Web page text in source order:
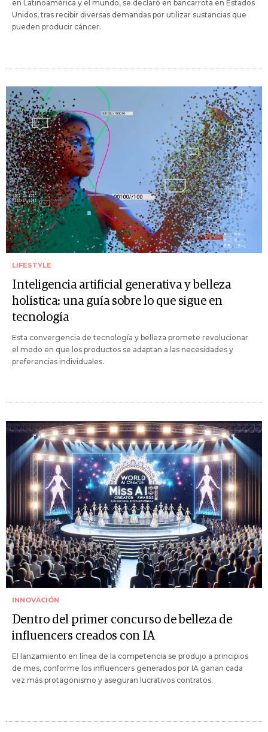
en Latinoamérica y el mundo, se declaró en bancarrota en Estados
Unidos, tras recibir diversas demandas por utilizar sustancias que
pueden producir cáncer.
LIFESTYLE
Inteligencia artificial generativa y belleza
holística: una guía sobre lo que sigue en
tecnología
Esta convergencia de tecnología y belleza promete revolucionar
el modo en que los productos se adaptan a las necesidades y
preferencias individuales.
INNOVACIÓN
Dentro del primer concurso de belleza de
influencers creados con IA
El lanzamiento en línea de la competencia se produjo a principios
de mes, conforme los influencers generados por IA ganan cada
vez más protagonismo y aseguran lucrativos contratos.